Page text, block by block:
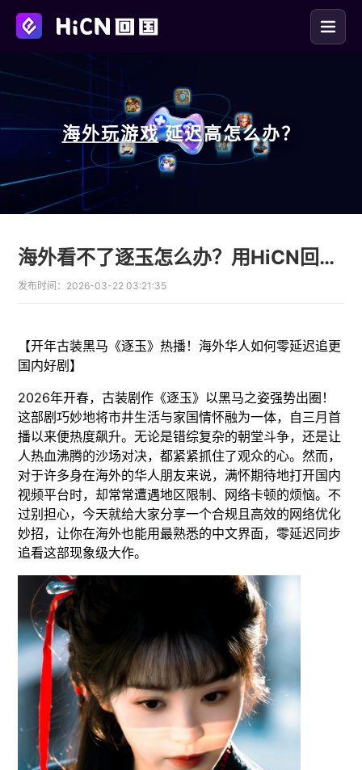
海外玩游戏 延迟高怎么办？
海外看不了逐玉怎么办？用HiCN回国加速器零延迟追剧
发布时间： 2026-03-22 03:21:35
【开年古装黑马《逐玉》热播！海外华人如何零延迟追更
国内好剧】
2026年开春，古装剧作《逐玉》以黑马之姿强势出圈！
这部剧巧妙地将市井生活与家国情怀融为一体，自三月首
播以来便热度飙升。无论是错综复杂的朝堂斗争，还是让
人热血沸腾的沙场对决，都紧紧抓住了观众的心。然而，
对于许多身在海外的华人朋友来说，满怀期待地打开国内
视频平台时，却常常遭遇地区限制、网络卡顿的烦恼。不
过别担心，今天就给大家分享一个合规且高效的网络优化
妙招，让你在海外也能用最熟悉的中文界面，零延迟同步
追看这部现象级大作。